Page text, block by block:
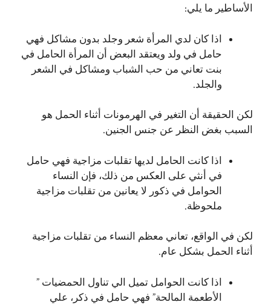
الأساطير ما يلي:
اذا كان لدي المرأة شعر وجلد بدون مشاكل فهي
حامل في ولد ويعتقد البعض أن المرأة الحامل في
بنت تعاني من حب الشباب ومشاكل في الشعر
والجلد.
لكن الحقيقة أن التغير في الهرمونات أثناء الحمل هو
السبب بغض النظر عن جنس الجنين.
اذا كانت الحامل لديها تقلبات مزاجية فهي حامل
في أنثي على العكس من ذلك، فإن النساء
الحوامل في ذكور لا يعانين من تقلبات مزاجية
ملحوظة.
لكن في الواقع، تعاني معظم النساء من تقلبات مزاجية
أثناء الحمل بشكل عام.
اذا كانت الحوامل تميل الي تناول الحمضيات ”
الأطعمة المالحة” فهي حامل في ذكر، علي